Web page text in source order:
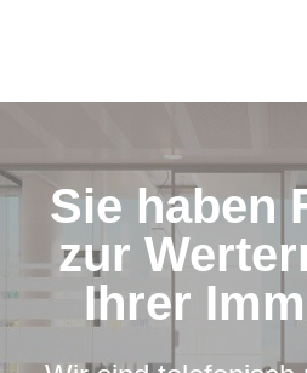
Sie haben
zur
Ihrer